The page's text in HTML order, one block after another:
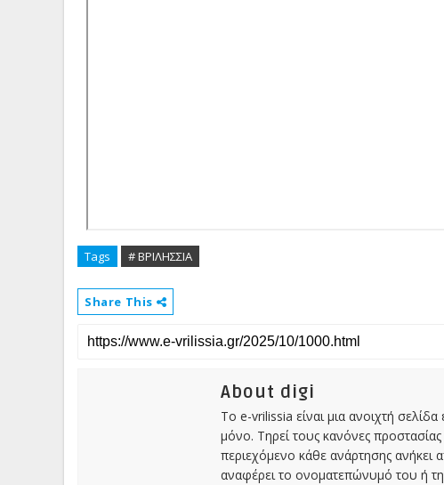
Tags # ΒΡΙΛΗΣΣΙΑ
Share This
About digi
Το e-vrilissia είναι μια ανοιχτή
μόνο. Τηρεί τους κανόνες
περιεχόμενο κάθε ανάρτησης ανήκει
αναφέρει το ονοματεπώνυμό του ή